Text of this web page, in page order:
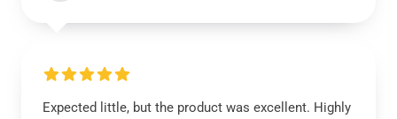
Expected little, but the product was excellent. Highly